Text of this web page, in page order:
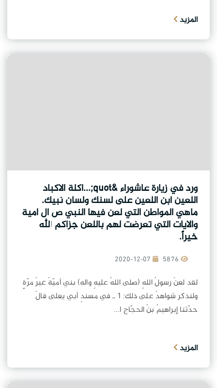
المزيد
ورد في زيارة عاشوراء &quot;...اكلة الاكباد
اللعين ابن اللعين على لسنك ولسان نبيك.
ماهي المواطن التي لعن فيها النبي ص ال امية
والايات التي تعرضت لهم باللعن جزاكم الله
خيراً.
2020-12-07
لقد لعنَ رسولُ اللهِ (صلى اللهُ عليهِ واله) بني أميّةَ غيرَ مرّةٍ
ولنذكر شواهدَ على ذلك: 1 ـ في مسندِ أبي يعلى قالَ
حدّثنا إبراهيمُ بنُ الحجّاج ا...
المزيد